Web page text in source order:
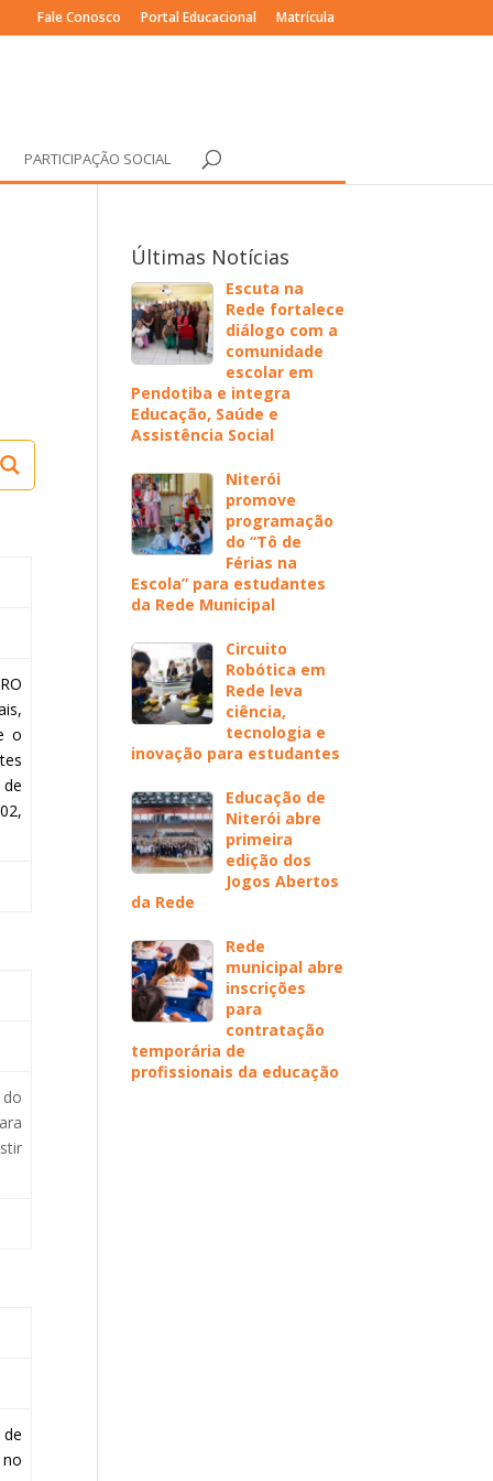
Fale Conosco Portal Educacional Matrícula
PARTICIPAÇÃO SOCIAL
o
Últimas Notícias
Escuta na
Rede fortalece
diálogo com a
comunidade
escolar em
Pendotiba e integra
Educação, Saúde e
Assistência Social
Niterói
promove
programação
do “Tô de
Férias na
Escola” para estudantes
da Rede Municipal
Circuito
Robótica em
Rede leva
ciência,
tecnologia e
inovação para estudantes
Educação de
Niterói abre
primeira
edição dos
Jogos Abertos
da Rede
Rede
municipal abre
inscrições
para
contratação
temporária de
profissionais da educação